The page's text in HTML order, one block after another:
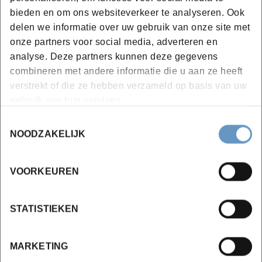
bieden en om ons websiteverkeer te analyseren. Ook
delen we informatie over uw gebruik van onze site met
onze partners voor social media, adverteren en
analyse. Deze partners kunnen deze gegevens
combineren met andere informatie die u aan ze heeft
verstrekt of die ze hebben verzameld op basis van uw
NOODZAKELIJK
VOORKEUREN
STATISTIEKEN
MARKETING
Canva-sjablonen kiezen en aanpassen aan uw
huisstijl
Slides bewerken: tekst, visuals, lay-out en
hiërarchie
Presenteren met of zonder notities
Presentaties delen, exporteren (PDF, PPTX) of
Tips voor structuur, flow en visuele consistentie